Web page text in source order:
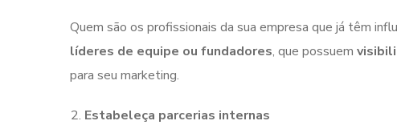
Quem são os profissionais da sua empresa que já têm
líderes de equipe ou fundadores, que possuem
para seu marketing.
Estabeleça parcerias internas